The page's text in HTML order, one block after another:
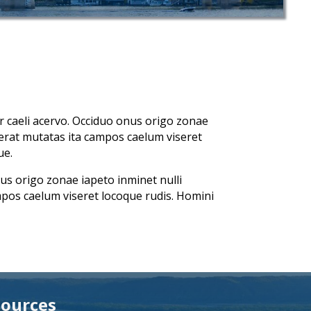
acervo. Occiduo onus origo zonae
mutatas ita campos caelum viseret
origo zonae iapeto inminet nulli
caelum viseret locoque rudis. Homini